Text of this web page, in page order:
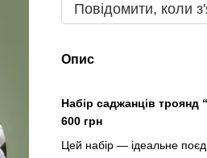
Повідомити, коли
Опис
Набір саджанців троянд
600 грн
Цей набір — ідеальне